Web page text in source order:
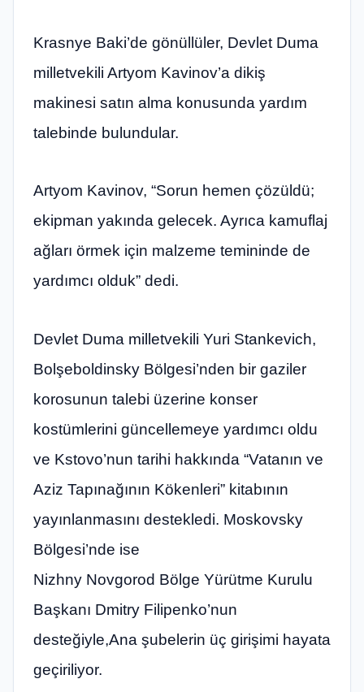
Krasnye Baki’de gönüllüler, Devlet Duma
milletvekili Artyom Kavinov’a dikiş
makinesi satın alma konusunda yardım
talebinde bulundular.
Artyom Kavinov, “Sorun hemen çözüldü;
ekipman yakında gelecek. Ayrıca kamuflaj
ağları örmek için malzeme temininde de
yardımcı olduk” dedi.
Devlet Duma milletvekili Yuri Stankevich,
Bolşeboldinsky Bölgesi’nden bir gaziler
korosunun talebi üzerine konser
kostümlerini güncellemeye yardımcı oldu
ve Kstovo’nun tarihi hakkında “Vatanın ve
Aziz Tapınağının Kökenleri” kitabının
yayınlanmasını destekledi. Moskovsky
Bölgesi’nde ise
Nizhny Novgorod Bölge Yürütme Kurulu
Başkanı Dmitry Filipenko’nun
desteğiyle,Ana şubelerin üç girişimi hayata
geçiriliyor.